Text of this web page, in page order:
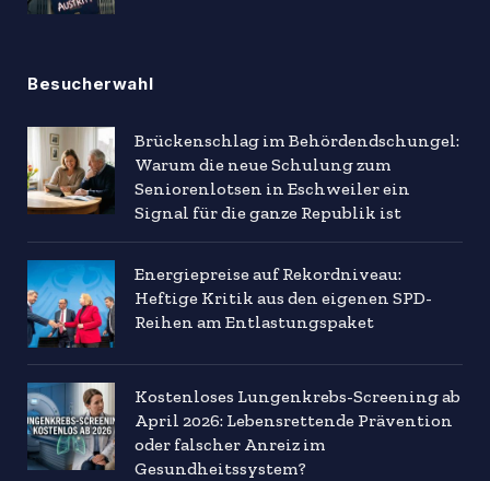
Besucherwahl
Brückenschlag im Behördendschungel:
Warum die neue Schulung zum
Seniorenlotsen in Eschweiler ein
Signal für die ganze Republik ist
Energiepreise auf Rekordniveau:
Heftige Kritik aus den eigenen SPD-
Reihen am Entlastungspaket
Kostenloses Lungenkrebs-Screening ab
April 2026: Lebensrettende Prävention
oder falscher Anreiz im
Gesundheitssystem?